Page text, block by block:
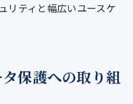
リティと幅広いユースケ
保護への取り組